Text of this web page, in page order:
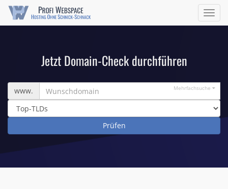
ein/
Jetzt Domain-Check durchführen
Wunschdomain
www. Mehrfachsuche